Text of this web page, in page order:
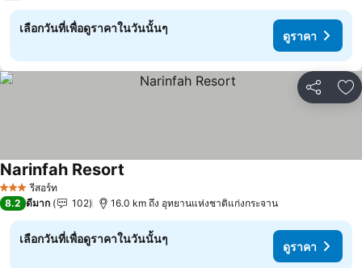
เลือกวันที่เพื่อดูราคาในวันนั้นๆ
ดูราคา
แชร์ เ
3 ดาว รีสอร์ท
Narinfah Resort
8.2 ดีมาก 102 16.0 km ถึง อุทยานแห่งชาติแก่งกระจาน
เลือกวันที่เพื่อดูราคาในวันนั้นๆ
ดูราคา